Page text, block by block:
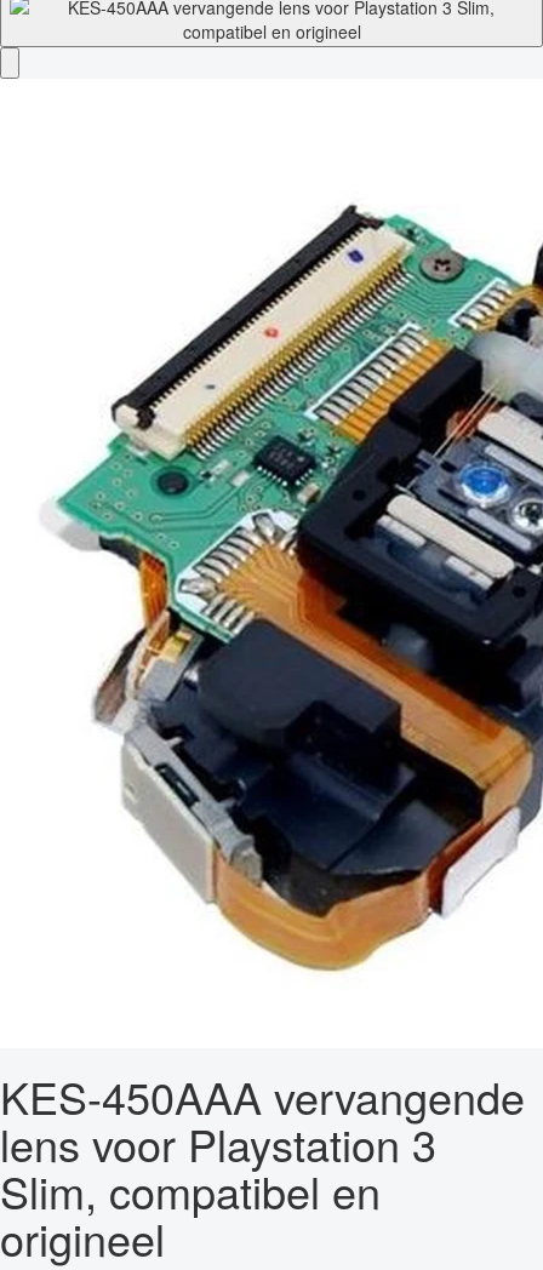
KES-450AAA vervangende
lens voor Playstation 3
Slim, compatibel en
origineel